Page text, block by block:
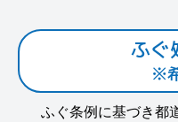
ふぐ
※
ふぐ条例に基づき都